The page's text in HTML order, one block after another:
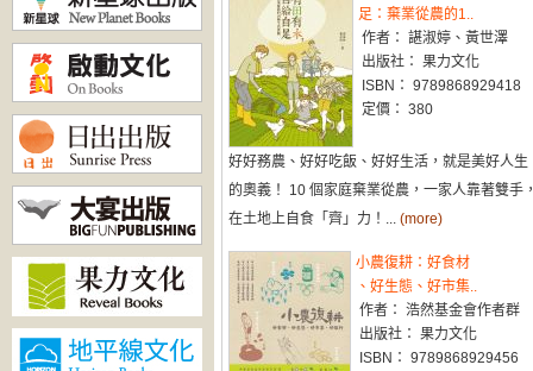
足：棄業從農的1..
作者： 諶淑婷、黃世澤
出版社： 果力文化
ISBN： 9789868929418
定價： 380
好好務農、好好吃飯、好好生活，就是美好人生
的奧義！ 10 個家庭棄業從農，一家人靠著雙手
在土地上自食「齊」力！... (more)
小農復耕：好食材
、好生態、好市集..
作者： 浩然基金會作者群
出版社： 果力文化
ISBN： 9789868929456